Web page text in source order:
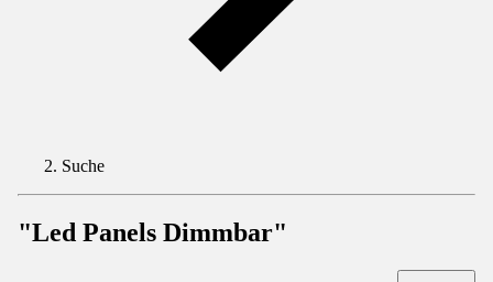
Suche
"Led Panels Dimmbar"